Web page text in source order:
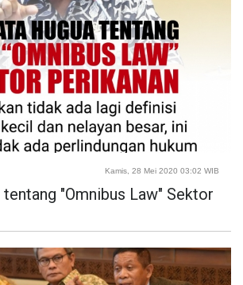
Kamis, 28 Mei 2020 03:02 WIB
tentang "Omnibus Law" Sektor